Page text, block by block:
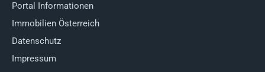
Portal Informationen
Immobilien Österreich
Datenschutz
Impressum